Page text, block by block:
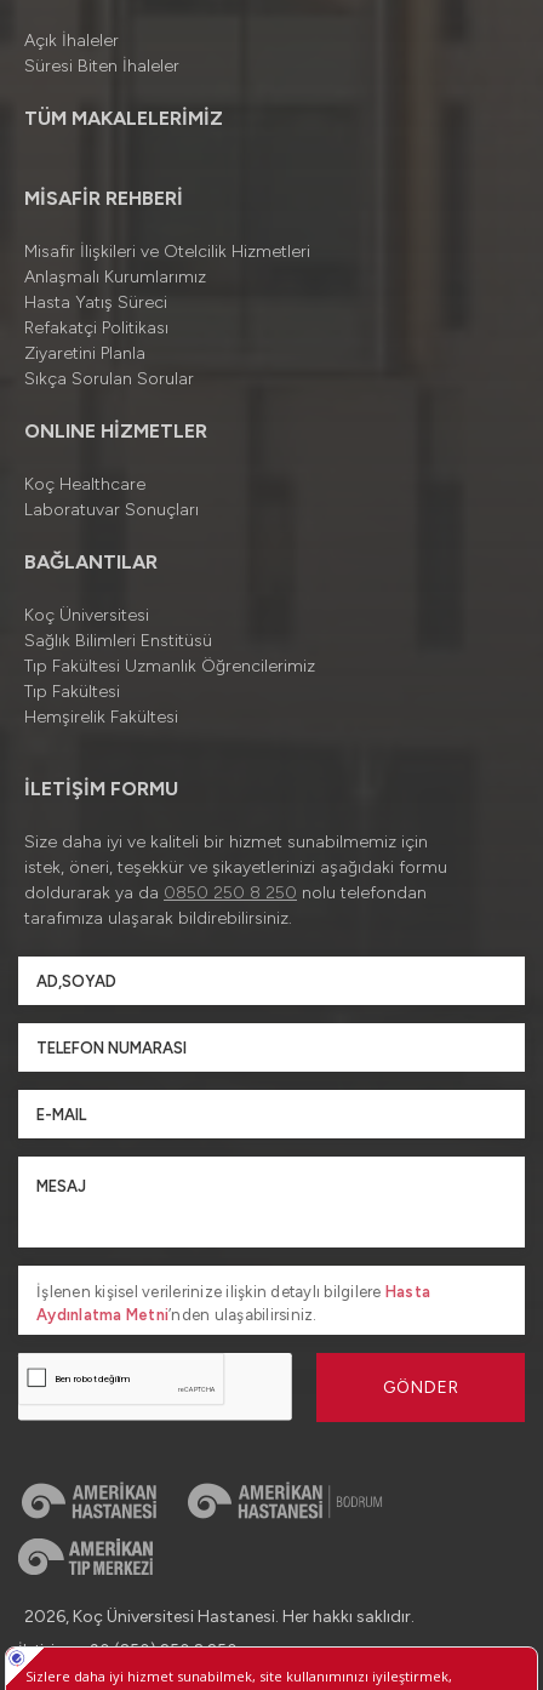
Açık İhaleler
Süresi Biten İhaleler
TÜM MAKALELERİMİZ
MİSAFİR REHBERİ
Misafir İlişkileri ve Otelcilik Hizmetleri
Anlaşmalı Kurumlarımız
Hasta Yatış Süreci
Refakatçi Politikası
Ziyaretini Planla
Sıkça Sorulan Sorular
ONLINE HİZMETLER
Koç Healthcare
Laboratuvar Sonuçları
BAĞLANTILAR
Koç Üniversitesi
Sağlık Bilimleri Enstitüsü
Tıp Fakültesi Uzmanlık Öğrencilerimiz
Tıp Fakültesi
Hemşirelik Fakültesi
İLETİŞİM FORMU
Size daha iyi ve kaliteli bir hizmet sunabilmemiz için
istek, öneri, teşekkür ve şikayetlerinizi aşağıdaki formu
doldurarak ya da 0850 250 8 250 nolu telefondan
tarafımıza ulaşarak bildirebilirsiniz.
İşlenen kişisel verilerinize ilişkin detaylı bilgilere Hasta
Aydınlatma Metni’nden ulaşabilirsiniz.
GÖNDER
2026, Koç Üniversitesi Hastanesi. Her hakkı saklıdır.
İletişim : +90 (850) 250 8 250
Kişisel Verilerin Korunması